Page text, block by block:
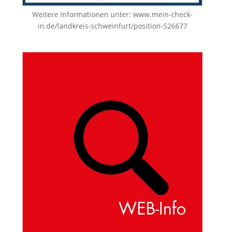
Weitere Informationen unter: www.mein-check-
in.de/landkreis-schweinfurt/position-526677